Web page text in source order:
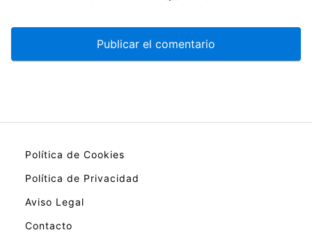
Política de Cookies
Política de Privacidad
Aviso Legal
Contacto